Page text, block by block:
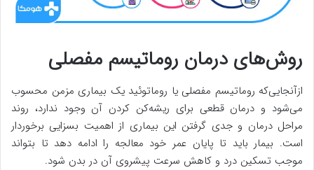
روش‌های درمان روماتیسم مفصلی
ازآنجایی‌که روماتیسم مفصلی یا روماتوئید یک بیماری مزمن محسوب
می‌شود و درمان قطعی برای ریشه‌کن کردن آن وجود ندارد، روند
مراحل درمان و جدی گرفتن این بیماری از اهمیت بسزایی برخوردار
است. بیمار باید تا پایان عمر خود معالجه را ادامه دهد تا بتواند
موجب تسکین درد و کاهش سرعت پیشروی آن در بدن شود.